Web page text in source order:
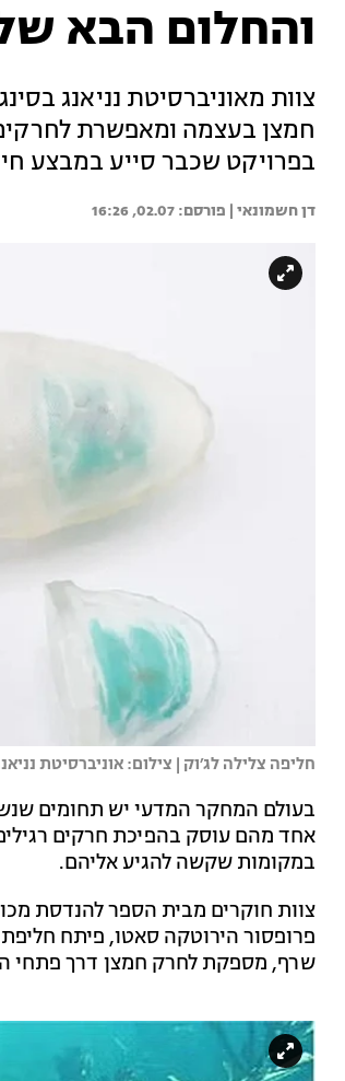
והחלום הבא
צוות מאוניברסיטת נניאנג
חמצן בעצמה ומאפשרת
בפרויקט שכבר סייע במבצע
דן חשמונאי | 02.07, 16:26
חליפה צלילה לג׳וק | צילום: אוניברסיטת
בעולם המחקר המדעי יש תחומים
אחד מהם עוסק בהפיכת חרקים
במקומות שקשה להגיע אליהם.
צוות חוקרים מבית הספר להנדסת
פרופסור הירוטקה סאטו, פיתח
שרף, מספקת לחרק חמצן דרך פתחי